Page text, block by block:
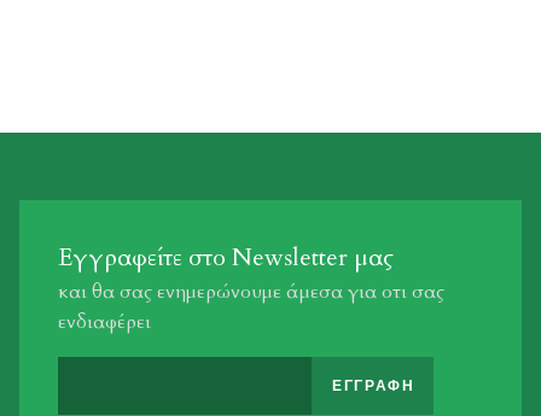
Εγγραφείτε στο Newsletter μας
και θα σας ενημερώνουμε άμεσα για οτι σας
ενδιαφέρει